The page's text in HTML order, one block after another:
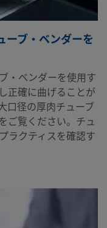
ブ・ベンダーを
・ベンダーを使用す
正確に曲げることが
口径の厚肉チューブ
ご覧ください。チュ
ラクティスを確認す